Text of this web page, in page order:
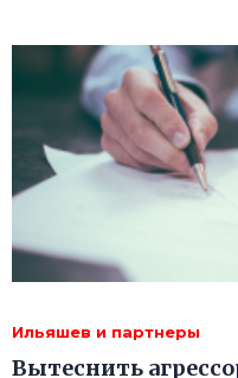
Ильяшев и партнеры
Вытеснить